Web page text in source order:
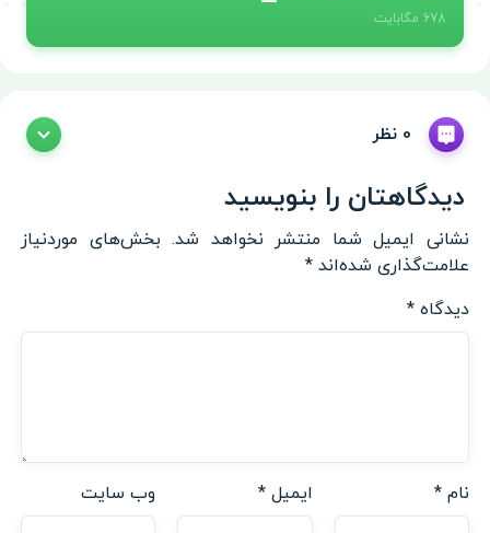
678 مگابایت
0 نظر
دیدگاهتان را بنویسید
نشانی ایمیل شما منتشر نخواهد شد. بخش‌های موردنیاز
علامت‌گذاری شده‌اند *
دیدگاه *
نام * ایمیل* وب‌ سایت